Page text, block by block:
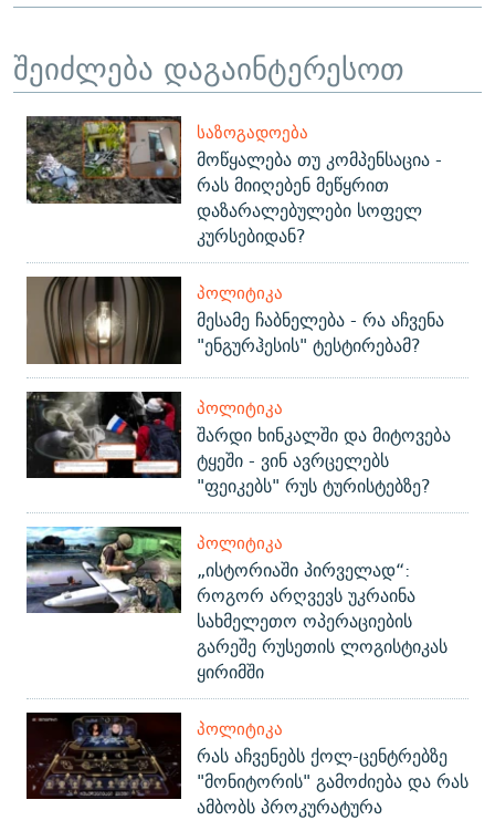
შეიძლება დაგაინტერესოთ
ᲡᲐᲖᲝᲒᲐᲓᲝᲔᲑᲐ
მოწყალება თუ კომპენსაცია -
რას მიიღებენ მეწყრით
დაზარალებულები სოფელ
კურსებიდან?
ᲞᲝᲚᲘᲢᲘᲙᲐ
მესამე ჩაბნელება - რა აჩვენა
"ენგურჰესის" ტესტირებამ?
ᲞᲝᲚᲘᲢᲘᲙᲐ
შარდი ხინკალში და მიტოვება
ტყეში - ვინ ავრცელებს
"ფეიკებს" რუს ტურისტებზე?
ᲞᲝᲚᲘᲢᲘᲙᲐ
„ისტორიაში პირველად“:
როგორ არღვევს უკრაინა
სახმელეთო ოპერაციების
გარეშე რუსეთის ლოგისტიკას
ყირიმში
ᲞᲝᲚᲘᲢᲘᲙᲐ
რას აჩვენებს ქოლ-ცენტრებზე
"მონიტორის" გამოძიება და რას
ამბობს პროკურატურა